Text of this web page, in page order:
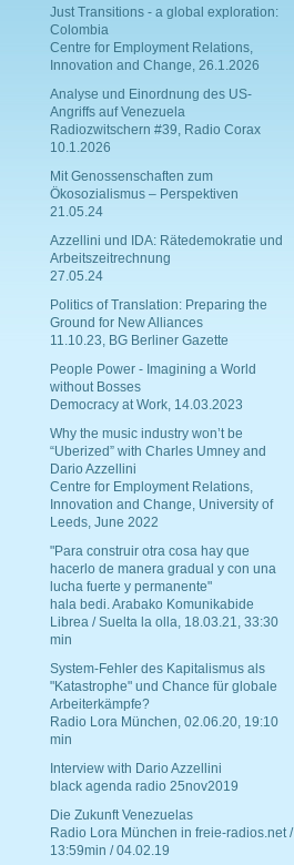
Just Transitions - a global exploration:
Colombia
Centre for Employment Relations,
Innovation and Change, 26.1.2026
Analyse und Einordnung des US-
Angriffs auf Venezuela
Radiozwitschern #39, Radio Corax
10.1.2026
Mit Genossenschaften zum
Ökosozialismus – Perspektiven
21.05.24
Azzellini und IDA: Rätedemokratie und
Arbeitszeitrechnung
27.05.24
Politics of Translation: Preparing the
Ground for New Alliances
11.10.23, BG Berliner Gazette
People Power - Imagining a World
without Bosses
Democracy at Work, 14.03.2023
Why the music industry won’t be
“Uberized” with Charles Umney and
Dario Azzellini
Centre for Employment Relations,
Innovation and Change, University of
Leeds, June 2022
"Para construir otra cosa hay que
hacerlo de manera gradual y con una
lucha fuerte y permanente"
hala bedi. Arabako Komunikabide
Librea / Suelta la olla, 18.03.21, 33:30
min
System-Fehler des Kapitalismus als
"Katastrophe" und Chance für globale
Arbeiterkämpfe?
Radio Lora München, 02.06.20, 19:10
min
Interview with Dario Azzellini
black agenda radio 25nov2019
Die Zukunft Venezuelas
Radio Lora München in freie-radios.net /
13:59min / 04.02.19